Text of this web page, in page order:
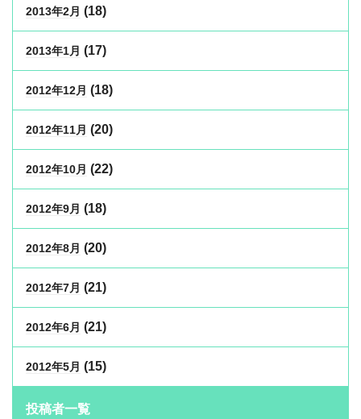
2013年2月 (18)
2013年1月 (17)
2012年12月 (18)
2012年11月 (20)
2012年10月 (22)
2012年9月 (18)
2012年8月 (20)
2012年7月 (21)
2012年6月 (21)
2012年5月 (15)
投稿者一覧